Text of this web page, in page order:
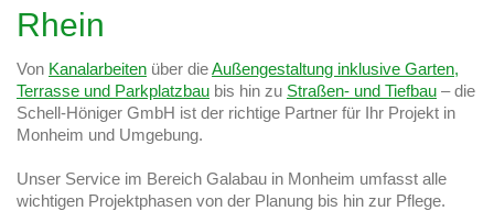
Rhein
Von Kanalarbeiten über dieAußengestaltung inklusive Garten,
Terrasse und Parkplatzbau bis hin zu Straßen- und Tiefbau – die
Schell-Höniger GmbH ist der richtige Partner für Ihr Projekt in
Monheim und Umgebung.
Unser Service im Bereich Galabau in Monheim umfasst alle
wichtigen Projektphasen von der Planung bis hin zur Pflege.